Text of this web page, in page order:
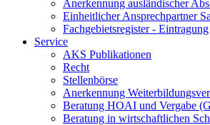
Anerkennung ausländischer
Einheitlicher Ansprechpartner
Fachgebietsregister - Eintragung
Service
AKS Publikationen
Recht
Stellenbörse
Anerkennung
Beratung HOAI und Vergabe
Beratung in wirtschaftlichen